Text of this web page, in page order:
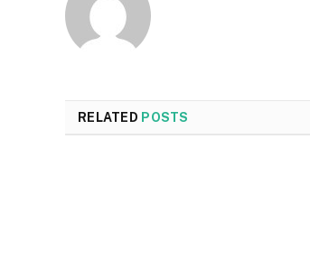
RELATED POSTS